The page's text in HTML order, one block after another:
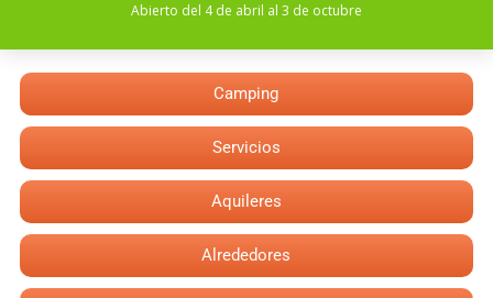
Abierto del 4 de abril al 3 de octubre
Camping
Servicios
Aquileres
Alrededores